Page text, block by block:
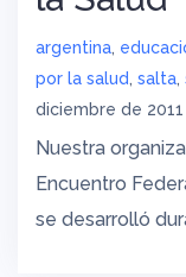
argentina,
por la salud, salta,
diciembre de 2011
Nuestra
Encuentro
se desarrolló